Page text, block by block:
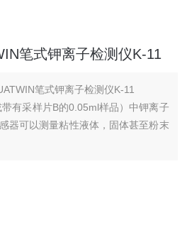
笔式钾离子检测仪K-11
笔式钾离子检测仪K-11
有采样片B的0.05ml样品）中钾离子
器可以测量粘性液体，固体甚至粉末